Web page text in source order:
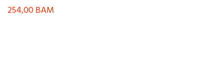
254,00BAM